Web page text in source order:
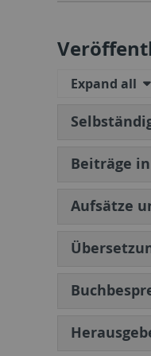
Expand all
Beiträge
Aufsätze